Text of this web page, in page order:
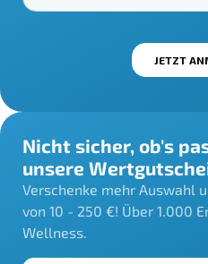
Nicht sicher, ob's
unsere
Verschenke mehr Auswahl
von 10 - 250 €! Über 1.000
Wellness.